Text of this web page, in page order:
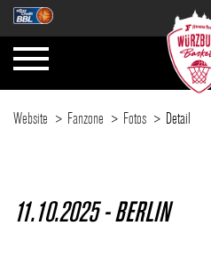
SAISON
Website Fanzone Fotos Detail
11.10.2025 - BERLIN